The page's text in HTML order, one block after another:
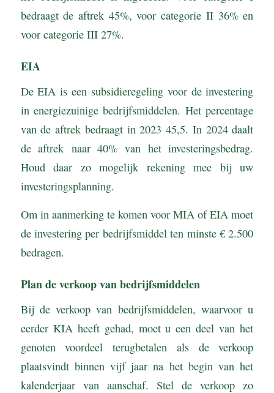
bedraagt de aftrek 45%, voor categorie II 36% en
voor categorie III 27%.
EIA
De EIA is een subsidieregeling voor de investering
in energiezuinige bedrijfsmiddelen. Het percentage
van de aftrek bedraagt in 2023 45,5. In 2024 daalt
de aftrek naar 40% van het investeringsbedrag.
Houd daar zo mogelijk rekening mee bij uw
investeringsplanning.
Om in aanmerking te komen voor MIA of EIA moet
de investering per bedrijfsmiddel ten minste € 2.500
bedragen.
Plan de verkoop van bedrijfsmiddelen
Bij de verkoop van bedrijfsmiddelen, waarvoor u
eerder KIA heeft gehad, moet u een deel van het
genoten voordeel terugbetalen als de verkoop
plaatsvindt binnen vijf jaar na het begin van het
kalenderjaar van aanschaf. Stel de verkoop zo